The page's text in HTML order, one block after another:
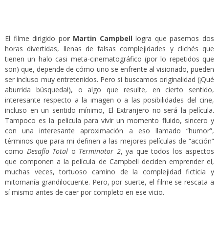
El filme dirigido por Martin Campbell logra que pasemos dos
horas divertidas, llenas de falsas complejidades y clichés que
tienen un halo casi meta-cinematográfico (por lo repetidos que
son) que, depende de cómo uno se enfrente al visionado, pueden
ser incluso muy entretenidos. Pero si buscamos originalidad (¡Qué
aburrida búsqueda!), o algo que resulte, en cierto sentido,
interesante respecto a la imagen o a las posibilidades del cine,
incluso en un sentido mínimo, El Extranjero no será la película.
Tampoco es la película para vivir un momento fluido, sincero y
con una interesante aproximación a eso llamado “humor”,
términos que para mi definen a las mejores películas de “acción”
como Desafío Total o Terminator 2, ya que todos los aspectos
que componen a la película de Campbell deciden emprender el,
muchas veces, tortuoso camino de la complejidad ficticia y
mitomanía grandilocuente. Pero, por suerte, el filme se rescata a
sí mismo antes de caer por completo en ese vicio.